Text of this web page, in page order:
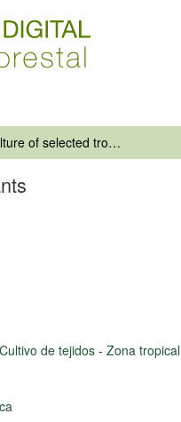
Tissue culture of selected tropical fruit plants
Cultivo de tejidos - Zona tropical